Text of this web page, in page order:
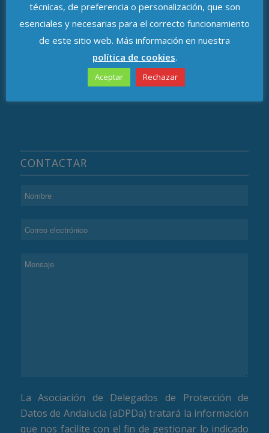
ASOCIACIÓN DE DELEGADOS DE
PROTECCIÓN DE DATOS DE ANDALUCÍA
Avenida de República Argentina, n.º 37
C.P. 41011, Sevilla
CONTACTAR
La Asociación de Delegados de Protección de
Datos de Andalucía (aDPDa) tratará la información
que nos facilite con el fin de gestionar lo indicado
técnicas, de preferencia o personalización, que son
esenciales y necesarias para el correcto funcionamiento
de este sitio web. Más información en nuestra
política de cookies.
Aceptar Rechazar